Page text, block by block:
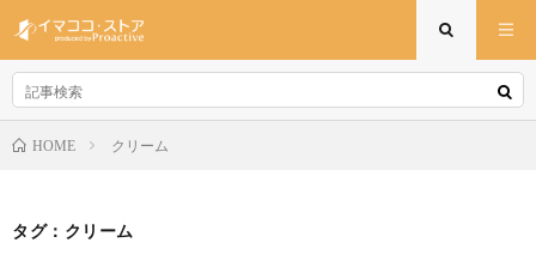
HOME クリーム
タグ：クリーム